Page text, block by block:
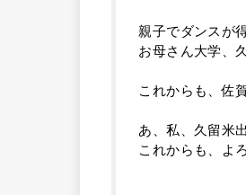
親子でダンスが
お母さん大学、
これからも、佐
あ、私、久留米
これからも、よ